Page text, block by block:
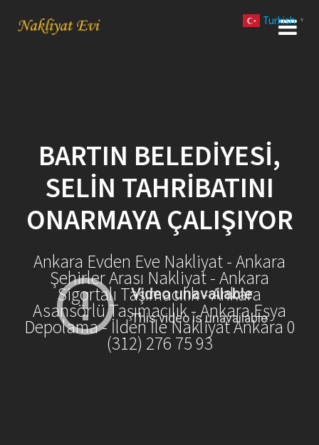
BARTIN BELEDIYESI,
SELIN TAHRIBATINI
ONARMAYA ÇALIŞIYOR
Ankara Evden Eve Nakliyat - Ankara
Şehirler Arası Nakliyat - Ankara
Sigortalı Taşımacılık - Ankara
Asansörlü Taşımacılık - Ankara Eşya
Depolama - İlden İle Nakliyat Ankara 0
(312) 276 75 93
Turkish ▼